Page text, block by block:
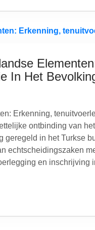
In Het
Erkenning,
ontbinding van
in het Turkse
echtscheidingszaken
en inschrijving